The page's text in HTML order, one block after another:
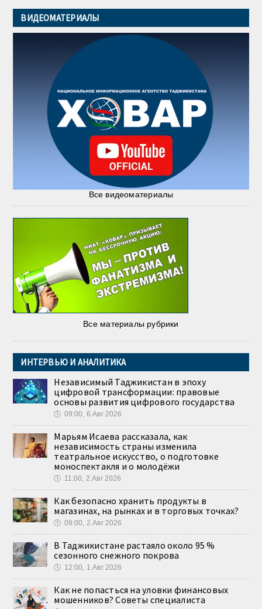
ВИДЕОМАТЕРИАЛЫ
Все видеоматериалы
Все материалы рубрики
ИНТЕРВЬЮ И АНАЛИТИКА
Независимый Таджикистан в эпоху
цифровой трансформации: правовые
основы развития цифрового государства
🕔 09:00, 6.Авг 2026
Марьям Исаева рассказала, как
независимость страны изменила
театральное искусство, о подготовке
моноспектакля и о молодёжи
🕔 11:00, 2.Авг 2026
Как безопасно хранить продукты в
магазинах, на рынках и в торговых точках?
🕔 09:00, 2.Авг 2026
В Таджикистане растаяло около 95 %
сезонного снежного покрова
🕔 12:00, 1.Авг 2026
Как не попасться на уловки финансовых
мошенников? Советы специалиста